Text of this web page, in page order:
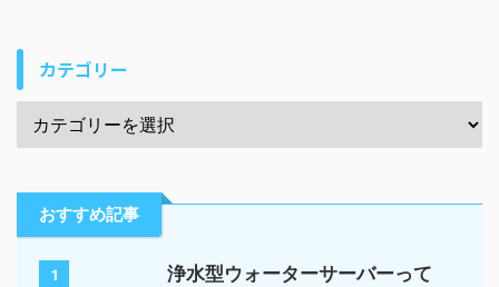
カテゴリー
おすすめ記事
1
浄水型ウォーターサーバーって